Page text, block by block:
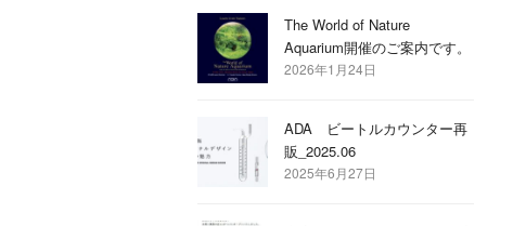
The World of Nature
Aquarium開催のご案内です。
2026年1月24日
ADA ビートルカウンター再
販_2025.06
2025年6月27日